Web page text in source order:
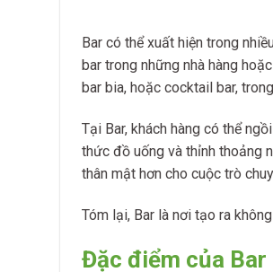
Bar có thể xuất hiện trong
bar trong những nhà hàng
bar bia, hoặc cocktail bar,
Tại Bar, khách hàng có thể
thức đồ uống và thỉnh thoảng
thân mật hơn cho cuộc trò
Tóm lại, Bar là nơi tạo ra
Đặc điểm của Bar